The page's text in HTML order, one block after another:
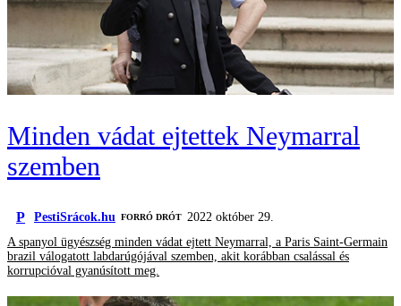
Minden vádat ejtettek Neymarral
szemben
P PestiSrácok.hu FORRÓ DRÓT
2022 október 29.
A spanyol ügyészség minden vádat ejtett Neymarral, a Paris Saint-Germain
brazil válogatott labdarúgójával szemben, akit korábban csalással és
korrupcióval gyanúsított meg.